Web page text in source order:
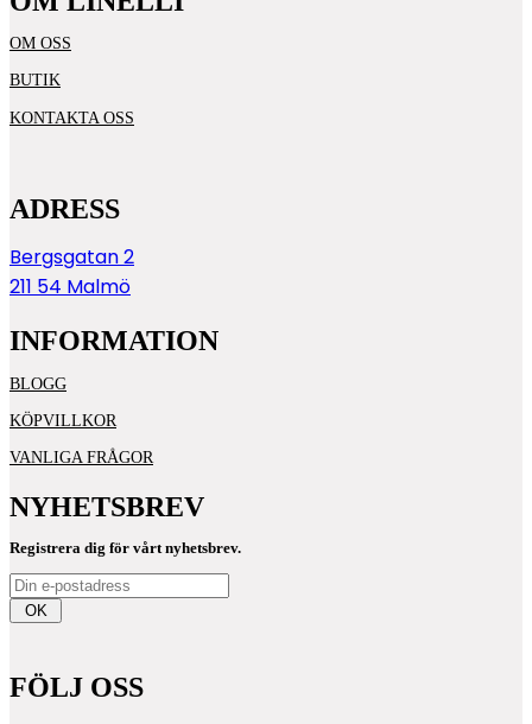
OM OSS
BUTIK
KONTAKTA OSS
ADRESS
Bergsgatan 2
211 54 Malmö
INFORMATION
BLOGG
KÖPVILLKOR
VANLIGA FRÅGOR
NYHETSBREV
Registrera dig för vårt nyhetsbrev.
OK
FÖLJ OSS